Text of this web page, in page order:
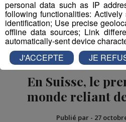
Partager
En Suisse, le
monde reliant
Publié par - 27
personal data such as IP
following functionalities:
identification; Use precise
offline data sources; Link
automatically-sent device
J'ACCEPTE
JE